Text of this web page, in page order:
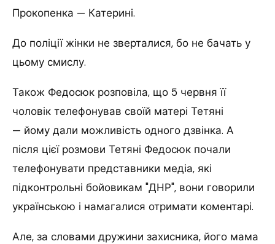
Прокопенка — Катерині.
До поліції жінки не зверталися, бо не бачать у
цьому смислу.
Також Федосюк розповіла, що 5 червня її
чоловік телефонував своїй матері Тетяні
— йому дали можливість одного дзвінка. А
після цієї розмови Тетяні Федосюк почали
телефонувати представники медіа, які
підконтрольні бойовикам "ДНР", вони говорили
українською і намагалися отримати коментарі.
Але, за словами дружини захисника, його мама